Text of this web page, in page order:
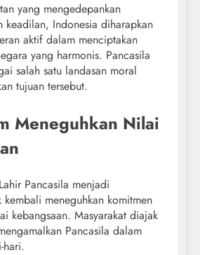
yang mengedepankan
keadilan, Indonesia diharapkan
aktif dalam menciptakan
yang harmonis. Pancasila
salah satu landasan moral
tujuan tersebut.
Meneguhkan Nilai
Pancasila menjadi
kembali meneguhkan komitmen
kebangsaan. Masyarakat diajak
Pancasila dalam
hari.